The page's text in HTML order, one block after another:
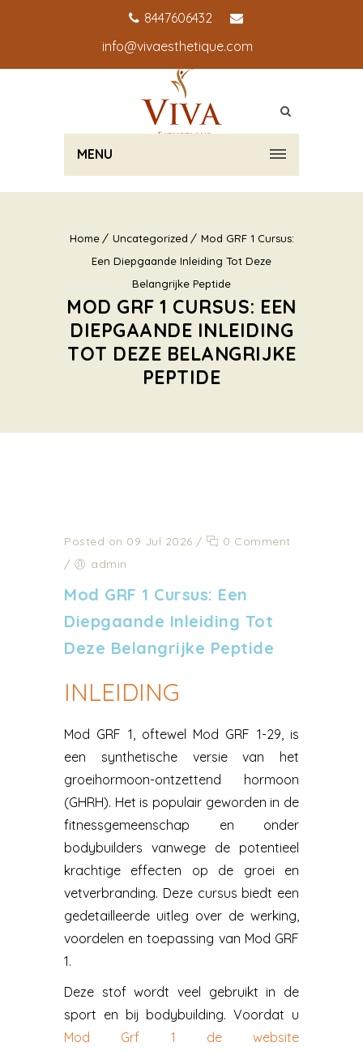
8447606432
info@vivaesthetique.com
MENU
Home Uncategorized
Mod GRF 1 Cursus:
Een Diepgaande Inleiding Tot Deze
Belangrijke Peptide
MOD GRF 1 CURSUS: EEN
DIEPGAANDE INLEIDING
TOT DEZE BELANGRIJKE
PEPTIDE
Posted on 09 Jul 2026 /
0 Comment
/
admin
Mod GRF 1 Cursus: Een
Diepgaande Inleiding Tot
Deze Belangrijke Peptide
INLEIDING
Mod GRF 1, oftewel Mod GRF 1-29, is
een synthetische versie van het
groeihormoon-ontzettend hormoon
(GHRH). Het is populair geworden in de
fitnessgemeenschap en onder
bodybuilders vanwege de potentieel
krachtige effecten op de groei en
vetverbranding. Deze cursus biedt een
gedetailleerde uitleg over de werking,
voordelen en toepassing van Mod GRF
1.
Deze stof wordt veel gebruikt in de
sport en bij bodybuilding. Voordat u
Mod Grf 1 de website